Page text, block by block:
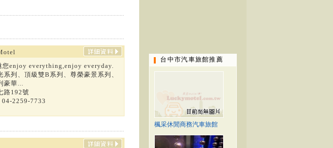
enjoy everything,enjoy everyday.
列、頂級雙B系列、尊榮豪景系列、
豪華...
路192號
04-2259-7733
台中市汽車旅館推薦
楓采休閒商務汽車旅館